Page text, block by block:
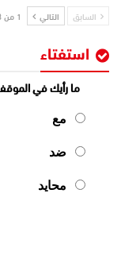
السابق التالي 1 من 1٬338
استفتاء
ما رأيك في
مع
ضد
محايد